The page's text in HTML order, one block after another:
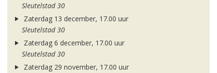
Sleutelstad 30
Zaterdag 13 december, 17.00 uur
Sleutelstad 30
Zaterdag 6 december, 17.00 uur
Sleutelstad 30
Zaterdag 29 november, 17.00 uur